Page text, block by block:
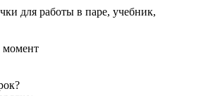
для работы в паре, учебник,
момент